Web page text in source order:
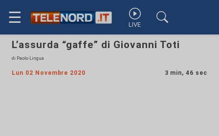
☰ LIVE
L’assurda “gaffe” di Giovanni Toti
di Paolo Lingua
Lun 02 Novembre 2020 3 min, 46 sec